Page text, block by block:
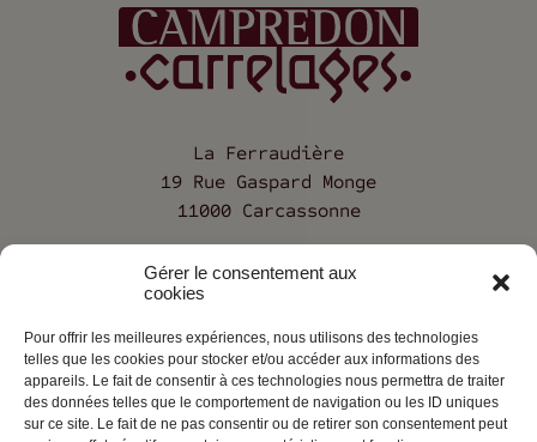
Gérer le consentement aux
cookies
Pour offrir les meilleures expériences, nous utilisons des technologies
telles que les cookies pour stocker et/ou accéder aux informations des
appareils. Le fait de consentir à ces technologies nous permettra de traiter
des données telles que le comportement de navigation ou les ID uniques
sur ce site. Le fait de ne pas consentir ou de retirer son consentement peut
La Ferraudière
19 Rue Gaspard Monge
11000 Carcassonne
Société
Contact
Mentions légales